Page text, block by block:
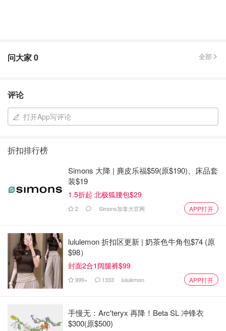
孔
8.刷上全蛋液
9.烤箱190度烤15分钟
问大家0 全部
评论
打开App写评论
折扣排行榜
Simons 大降 | 麂皮乐福$59(原$190)、床品套
装$19
1.5折起 北极狐腰包$29
2 Simons加拿大官网 APP打开
lululemon 折扣区更新 | 奶茶色牛角包$74 (原
$98）
封面2合1阔腿裤$99
999+ 1333 lululemon APP打开
手慢无：Arc'teryx 再降！Beta SL 冲锋衣
$300(原$500)